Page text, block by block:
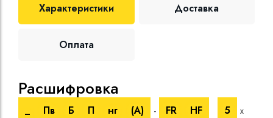
Характеристики Доставка
Оплата
Расшифровка
Пв Б П нг (A) - FR HF 5 х